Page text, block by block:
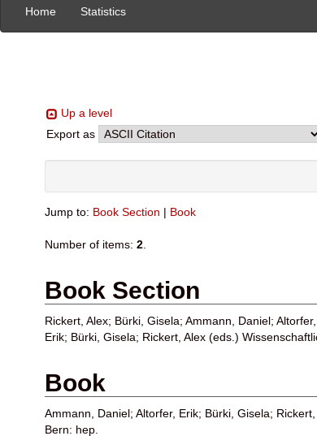
Home Statistics
Up a level
Export as
Jump to: Book Section | Book
Number of items: 2.
Book Section
Rickert, Alex; Bürki, Gisela; Ammann, Daniel;
Erik; Bürki, Gisela; Rickert, Alex (eds.)
Book
Ammann, Daniel; Altorfer, Erik; Bürki, Gisela;
Bern: hep.